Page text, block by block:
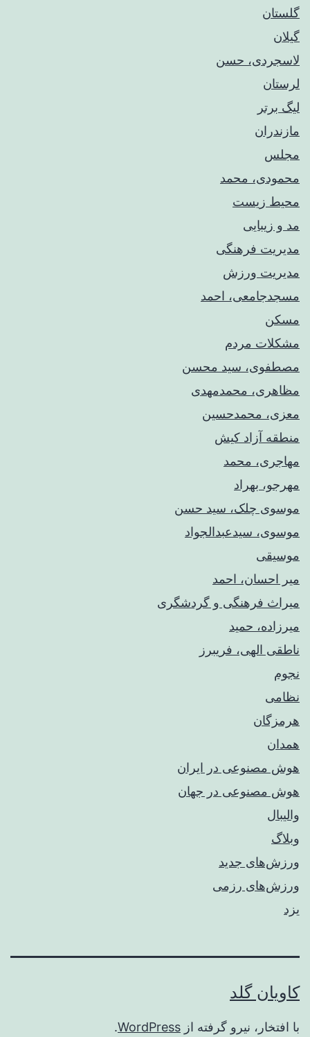
گلستان
گیلان
لاسجردی، حسن
لرستان
لیگ برتر
مازندران
مجلس
محمودی، محمد
محیط زیست
مد و زیبایی
مدیریت فرهنگی
مدیریت ورزش
مسجدجامعی، احمد
مسکن
مشکلات مردم
مصطفوی، سید محسن
مظاهری، محمدمهدی
معزی، محمدحسین
منطقه آزاد کیش
مهاجری، محمد
مهرجو، بهراد
موسوی چلک، سید حسن
موسوی، سیدعبدالجواد
موسیقی
میر احسان، احمد
میراث فرهنگی و گردشگری
میرزاده، حمید
ناطقی الهی، فریبرز
نجوم
نظامی
هرمزگان
همدان
هوش مصنوعی در ایران
هوش مصنوعی در جهان
والیبال
وبلاگ
ورزش‌های جدید
ورزش‌های رزمی
یزد
کاویان گلد
با افتخار، نیرو گرفته از WordPress
.